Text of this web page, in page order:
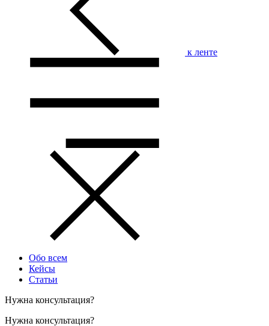
к ленте
Обо всем
Кейсы
Статьи
Нужна консультация?
Нужна консультация?